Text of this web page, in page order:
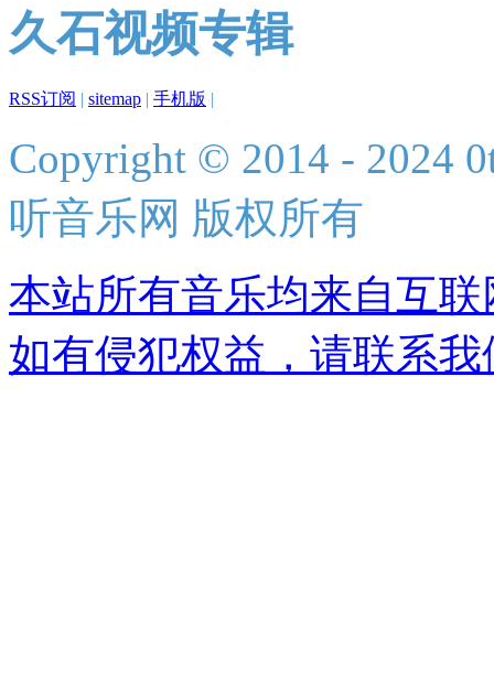
久石视频专辑
RSS订阅 | sitemap | 手机版 |
Copyright © 2014 - 2024
听音乐网 版权所有
本站所有音乐均来自互
如有侵犯权益，请联系